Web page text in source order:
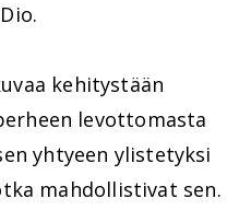
kehitystään
levottomasta
yhtyeen ylistetyksi
mahdollistivat sen.